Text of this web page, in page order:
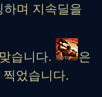
하며 지속딜을
습니다.
은
었습니다.